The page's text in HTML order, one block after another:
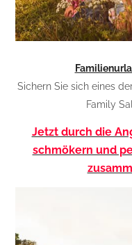
Sichern Sie sich eines
Family
Jetzt durch die
schmökern und